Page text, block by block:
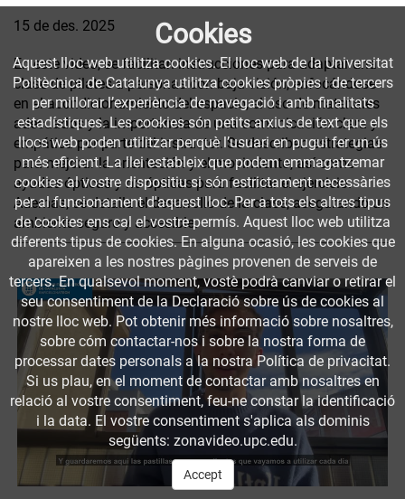
15 de des. 2025
En este video, se facilitan instrucciones para adaptar una
clase de pilates a personas con baja visión, enfocándose
en el acondicionamiento del espacio, el uso de materiales
adecuados y la importancia de una comunicación clara y
empática por parte del instructor. Se describen estrategias
para mejorar la orientación y el movimiento, así como
ayudas ópticas y no ópticas para facilitar el ejercicio.
Además, se detalla el desarrollo de la clase, asegurando un
ambiente seguro y accesible.
Cookies
Aquest lloc web utilitza cookies. El lloc web de la Universitat
Politècnica de Catalunya utilitza cookies pròpies i de tercers
per millorar l’experiència de navegació i amb finalitats
estadístiques. Les cookies són petits arxius de text que els
llocs web poden utilitzar perquè l’usuari en pugui fer un ús
més eficient. La llei estableix que podem emmagatzemar
cookies al vostre dispositiu si són estrictament necessàries
per al funcionament d'aquest lloc. Per a tots els altres tipus
de cookies ens cal el vostre permís. Aquest lloc web utilitza
diferents tipus de cookies. En alguna ocasió, les cookies que
apareixen a les nostres pàgines provenen de serveis de
tercers. En qualsevol moment, vostè podrà canviar o retirar el
seu consentiment de la Declaració sobre ús de cookies al
nostre lloc web. Pot obtenir més informació sobre nosaltres,
sobre cóm contactar-nos i sobre la nostra forma de
processar dates personals a la nostra Política de privacitat.
Si us plau, en el moment de contactar amb nosaltres en
relació al vostre consentiment, feu-ne constar la identificació
i la data. El vostre consentiment s'aplica als dominis
següents: zonavideo.upc.edu.
Accept